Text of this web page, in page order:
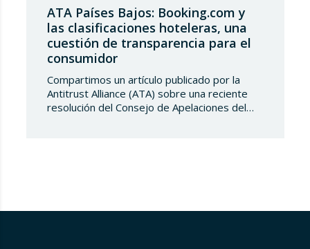
ATA Países Bajos: Booking.com y
las clasificaciones hoteleras, una
cuestión de transparencia para el
consumidor
Compartimos un artículo publicado por la
Antitrust Alliance (ATA) sobre una reciente
resolución del Consejo de Apelaciones del